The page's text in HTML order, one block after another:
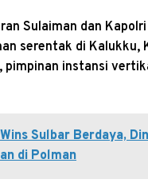
Sulaiman dan
serentak di Kalukku,
pimpinan instansi
Sulbar Berdaya,
di Polman